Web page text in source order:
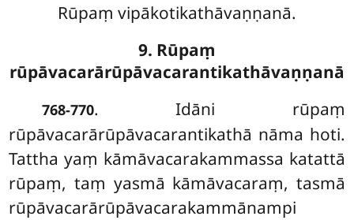
Rūpaṃ vipākotikathāvaṇṇanā.
9. Rūpaṃ
rūpāvacarārūpāvacarantikathāvaṇṇanā
768-770. Idāni rūpaṃ
rūpāvacarārūpāvacarantikathā nāma hoti.
Tattha yaṃ kāmāvacarakammassa katattā
rūpaṃ, taṃ yasmā kāmāvacaraṃ, tasmā
rūpāvacarārūpāvacarakammānampi